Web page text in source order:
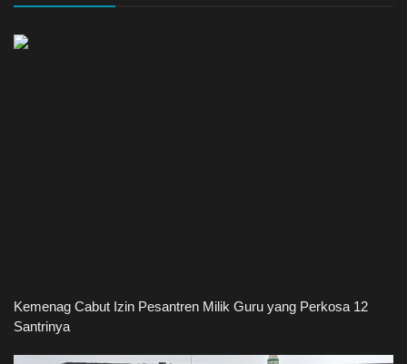
Kemenag Cabut Izin Pesantren Milik Guru yang Perkosa 12
Santrinya